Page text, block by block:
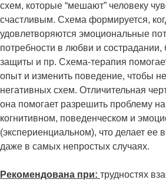
схем, которые “мешают” человеку
счастливым. Схема формируется,
удовлетворяются эмоциональные
потребности в любви и сострадании,
защиты и пр. Схема-терапия
опыт и изменить поведение, чтобы
негативных схем. Отличительная
она помогает разрешить проблему
когнитивном, поведенческом и
(экспериенциальном), что делает ее
даже в самых непростых случаях.
Рекомендована при: трудностях